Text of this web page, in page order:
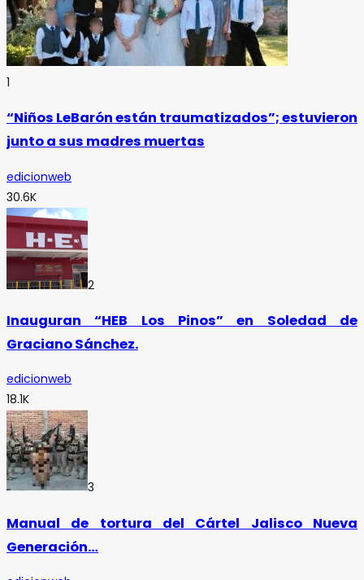
1
“Niños LeBarón están traumatizados”; estuvieron
junto a sus madres muertas
edicionweb
30.6K
2
Inauguran “HEB Los Pinos” en Soledad de
Graciano Sánchez.
edicionweb
18.1K
3
Manual de tortura del Cártel Jalisco Nueva
Generación…